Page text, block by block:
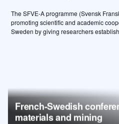
The SFVE-A programme (Svensk
promoting scientific and academic
Sweden by giving researchers
French-Swedish
materials and mining